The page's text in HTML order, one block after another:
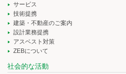
サービス
技術提携
建築・不動産のご案内
設計業務提携
アスベスト対策
ZEBについて
社会的な活動